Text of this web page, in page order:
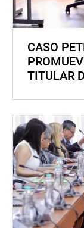
CASO
TITULAR